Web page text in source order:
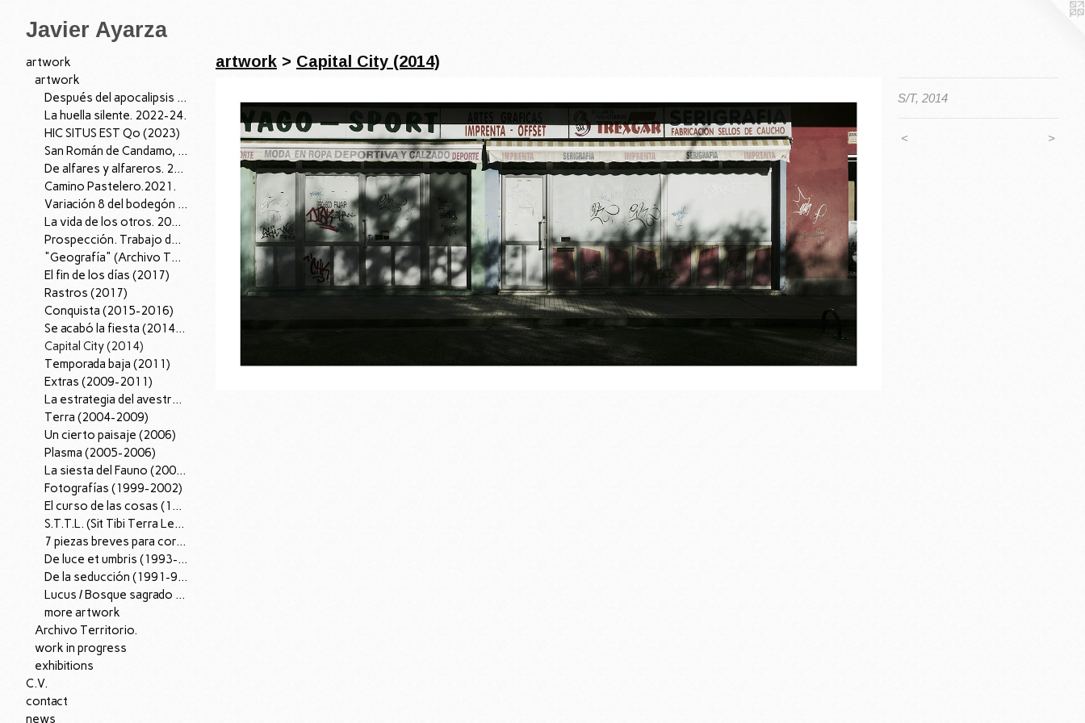
Javier Ayarza
artwork
artwork
Después del apocalipsis I, 2026.
La huella silente. 2022-24.
HIC SITUS EST Qo (2023)
San Román de Candamo, 04/07/22. 2022
De alfares y alfareros. 2021.
Camino Pastelero.2021.
Variación 8 del bodegón con cardo y zanahorias de fray Juan Sánchez Cotán. 2021.
La vida de los otros. 2019.
Prospección. Trabajo de Campo (2018-2019)
"Geografía" (Archivo Territorio); 2016-18.
El fin de los días (2017)
Rastros (2017)
Conquista (2015-2016)
Se acabó la fiesta (2014-15)
Capital City (2014)
Temporada baja (2011)
Extras (2009-2011)
La estrategia del avestruz (2007-12).
Terra (2004-2009)
Un cierto paisaje (2006)
Plasma (2005-2006)
La siesta del Fauno (2002-2005)
Fotografías (1999-2002)
El curso de las cosas (1997-98)
S.T.T.L. (Sit Tibi Terra Levis), (1995-97)
7 piezas breves para corazón (1996)
De luce et umbris (1993-95)
De la seducción (1991-96)
Lucus / Bosque sagrado (1988-90)
more artwork
Archivo Territorio.
work in progress
exhibitions
C.V.
contact
news
artwork > Capital City (2014)
S/T, 2014
< >